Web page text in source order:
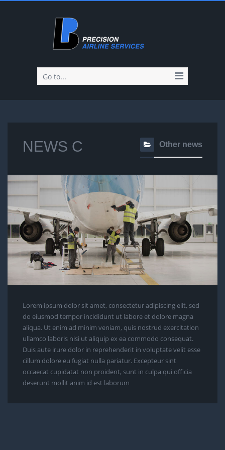
Go to...
NEWS C Other news
Lorem ipsum dolor sit amet, consectetur adipiscing elit, sed
do eiusmod tempor incididunt ut labore et dolore magna
aliqua. Ut enim ad minim veniam, quis nostrud exercitation
ullamco laboris nisi ut aliquip ex ea commodo consequat.
Duis aute irure dolor in reprehenderit in voluptate velit esse
cillum dolore eu fugiat nulla pariatur. Excepteur sint
occaecat cupidatat non proident, sunt in culpa qui officia
deserunt mollit anim id est laborum